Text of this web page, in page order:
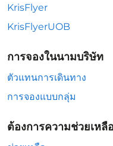
KrisFlyer
KrisFlyerUOB
การจองในนามบริษัท
ตัวแทนการเดินทาง
การจองแบบกลุ่ม
ต้องการความช่วยเหลื